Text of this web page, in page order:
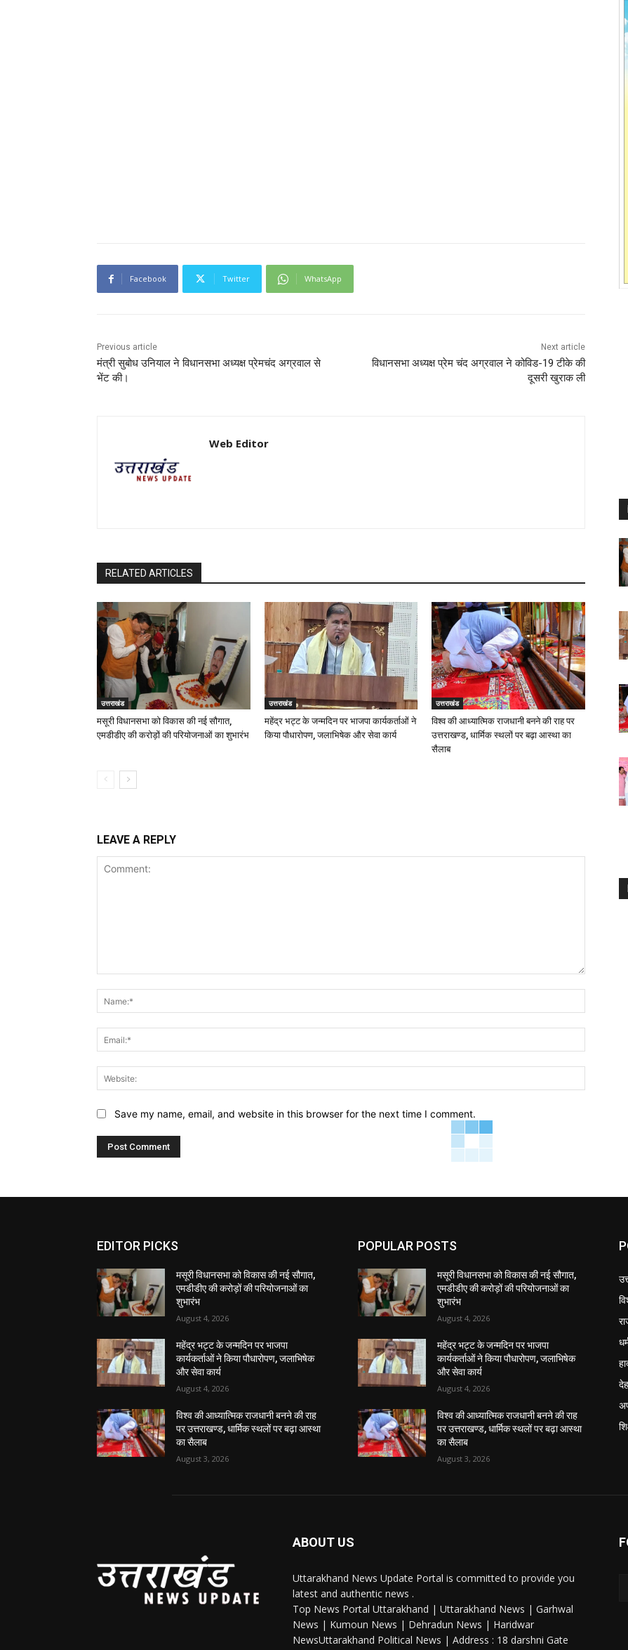
Facebook Twitter WhatsApp
Previous article
मंत्री सुबोध उनियाल ने विधानसभा अध्यक्ष प्रेमचंद अग्रवाल से
भेंट की।
Next article
विधानसभा अध्यक्ष प्रेम चंद अग्रवाल ने कोविड-19 टीके की
दूसरी खुराक ली
Web Editor
RELATED ARTICLES
उत्तराखंड
मसूरी विधानसभा को विकास की नई सौगात,
एमडीडीए की करोड़ों की परियोजनाओं का शुभारंभ
उत्तराखंड
महेंद्र भट्ट के जन्मदिन पर भाजपा कार्यकर्ताओं ने
किया पौधारोपण, जलाभिषेक और सेवा कार्य
उत्तराखंड
विश्व की आध्यात्मिक राजधानी बनने की राह पर
उत्तराखण्ड, धार्मिक स्थलों पर बढ़ा आस्था का
सैलाब
LEAVE A REPLY
Save my name, email, and website in this browser for the next time I comment.